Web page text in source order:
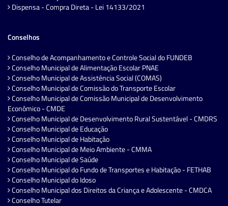
Dispensa - Compra Direta - Lei 14133/2021
Conselhos
Conselho de Acompanhamento e Controle Social do FUNDEB
Conselho Municipal de Alimentação Escolar PNAE
Conselho Municipal de Assistência Social (COMAS)
Conselho Municipal de Comissão do Transporte Escolar
Conselho Municipal de Comissão Municipal de Desenvolvimento
Econômico - CMDE
Conselho Municipal de Desenvolvimento Rural Sustentável - CMDRS
Conselho Municipal de Educação
Conselho Municipal de Habitação
Conselho Municipal de Meio Ambiente - CMMA
Conselho Municipal de Saúde
Conselho Municipal do Fundo de Transportes e Habitação - FETHAB
Conselho Municipal do Idoso
Conselho Municipal dos Direitos da Criança e Adolescente - CMDCA
Conselho Tutelar